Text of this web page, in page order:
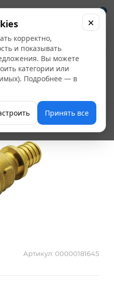
0
Артикул: 00000181645
корректно,
и показывать
Вы можете
категории или
Подробнее — в
Принять все
×